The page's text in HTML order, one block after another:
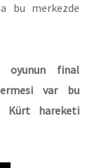
bu merkezde
oyunun final
var bu
Kürt hareketi